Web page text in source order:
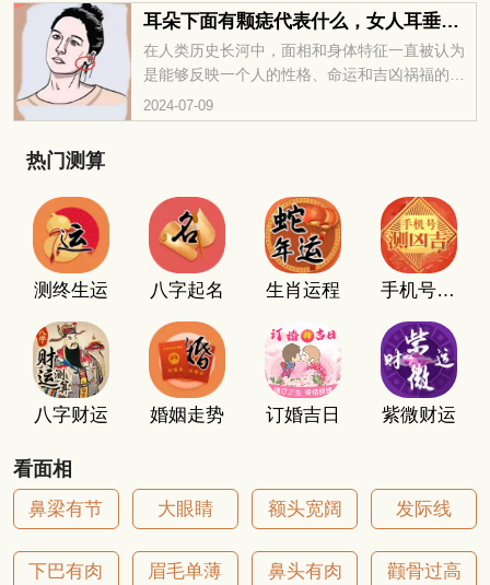
前景。
耳朵下面有颗痣代表什么，女人耳垂有痣的命运
在人类历史长河中，面相和身体特征一直被认为
是能够反映一个人的性格、命运和吉凶祸福的象
征。其中，痣作为常见的面部特征，自古以来就
被赋予了神秘而重要的意义。在面相学中，特别
了广泛的讨论和研究。
2024-07-09
热门测算
测终生运 八字起名 生肖运程 手机号码测吉凶
八字财运 婚姻走势 订婚吉日 紫微财运
看面相
鼻梁有节 大眼睛 额头宽阔 发际线
下巴有肉 眉毛单薄 鼻头有肉 颧骨过高